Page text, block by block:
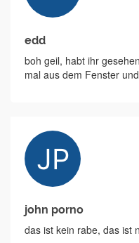
edd
boh geil, habt ihr
mal aus dem Fenster
john porno
das ist kein rabe, das ist